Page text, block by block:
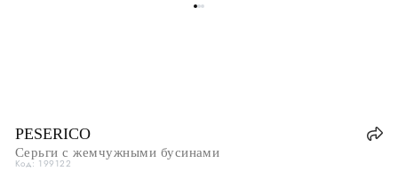
PESERICO
Серьги с жемчужными бусинами
Код: 199122